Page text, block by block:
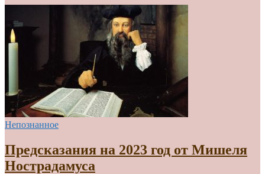
Непознанное
Предсказания на 2023 год от Мишеля
Нострадамуса